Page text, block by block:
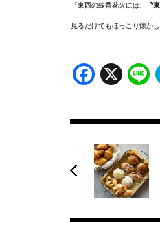
「東西の線香花火には、 〝
見るだけでもほっこり懐か
X